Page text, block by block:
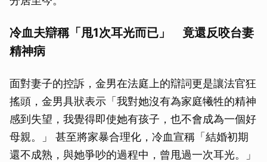
冷血夫辯稱「甩1次耳光而已」 竟還反咬台妻
精神病
面對妻子的控訴，金男在法庭上的辯詞更是讓法官狂
搖頭，金男具狀表示「我對她沒有為家庭犧牲的精神
感到失望，我覺得即使她有孩子，也不會成為一個好
母親。」 甚至將家暴合理化，冷血宣稱「結婚初期
還不成熟，與她爭吵的過程中，曾甩過一次耳光。」